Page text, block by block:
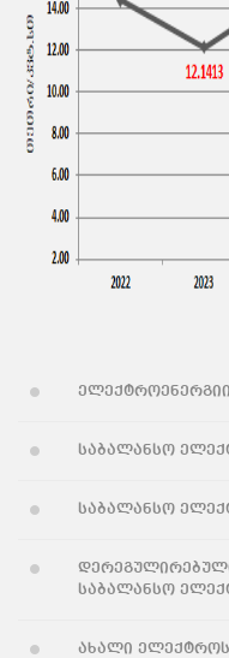
საბალანსო
საბალანსო
საბალანსო
ახალი